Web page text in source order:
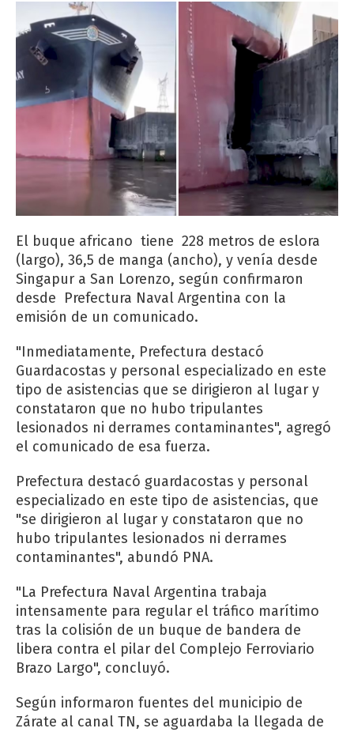
El buque africano tiene 228 metros de eslora
(largo), 36,5 de manga (ancho), y venía desde
Singapur a San Lorenzo, según confirmaron
desde Prefectura Naval Argentina con la
emisión de un comunicado.
"Inmediatamente, Prefectura destacó
Guardacostas y personal especializado en este
tipo de asistencias que se dirigieron al lugar y
constataron que no hubo tripulantes
lesionados ni derrames contaminantes", agregó
el comunicado de esa fuerza.
Prefectura destacó guardacostas y personal
especializado en este tipo de asistencias, que
"se dirigieron al lugar y constataron que no
hubo tripulantes lesionados ni derrames
contaminantes", abundó PNA.
"La Prefectura Naval Argentina trabaja
intensamente para regular el tráfico marítimo
tras la colisión de un buque de bandera de
libera contra el pilar del Complejo Ferroviario
Brazo Largo", concluyó.
Según informaron fuentes del municipio de
Zárate al canal TN, se aguardaba la llegada de